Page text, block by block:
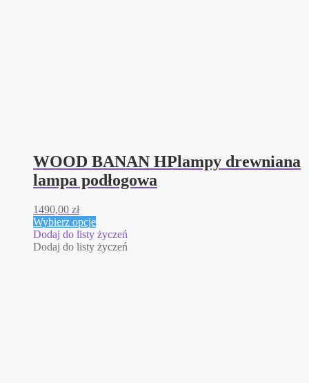
WOOD BANAN HPlampy drewniana
lampa podłogowa
1490,00 zł
Wybierz opcjeTen
produkt
ma
Dodaj do listy życzeń
Dodaj do listy życzeń